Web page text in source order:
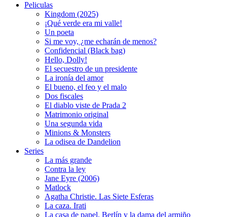
Peliculas
Kingdom (2025)
¡Qué verde era mi valle!
Un poeta
Si me voy, ¿me echarán de menos?
Confidencial (Black bag)
Hello, Dolly!
El secuestro de un presidente
La ironía del amor
El bueno, el feo y el malo
Dos fiscales
El diablo viste de Prada 2
Matrimonio original
Una segunda vida
Minions & Monsters
La odisea de Dandelion
Series
La más grande
Contra la ley
Jane Eyre (2006)
Matlock
Agatha Christie. Las Siete Esferas
La caza. Irati
La casa de papel. Berlín y la dama del armiño